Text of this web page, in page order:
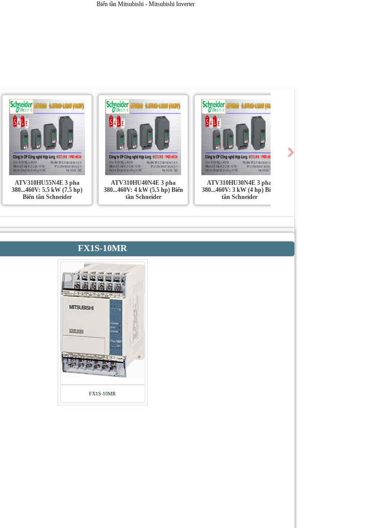
ATV310HU55N4E 3 pha
380...460V: 5.5 kW (7.5 hp)
Biến tần Schneider
ATV310HU40N4E 3 pha
380...460V: 4 kW (5.5 hp) Biến
tần Schneider
ATV310HU30N4E 3 pha
380...460V: 3 kW (4 hp) Biến
tần Schneider
FX1S-10MR
FX1S-10MR